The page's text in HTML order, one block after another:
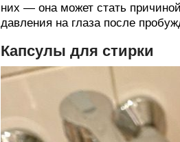
них — она может стать
давления на глаза после
Капсулы для стирки